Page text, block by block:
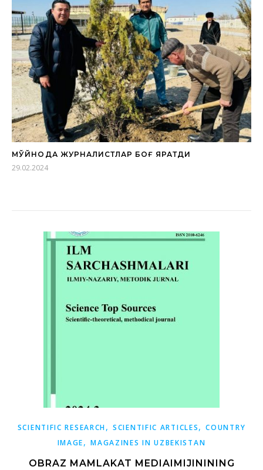
МЎЙНОҚДА ЖУРНАЛИСТЛАР БОҒ ЯРАТДИ
29.02.2024
SCIENTIFIC RESEARCH,SCIENTIFIC ARTICLES,COUNTRY
IMAGE,MAGAZINES IN UZBEKISTAN
OBRAZ MAMLAKAT MEDIAIMIJININING